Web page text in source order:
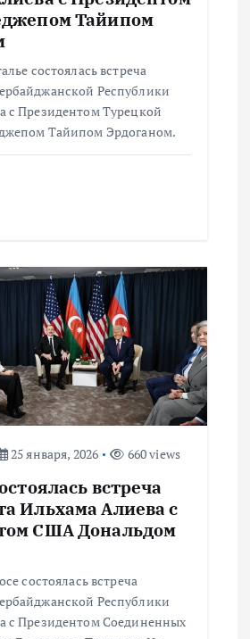
Тайипом
состоялась встреча
Республики
с Президентом Турецкой
Тайипом Эрдоганом.
25 января, 2026 660 views
встреча
Ильхама Алиева с
США Дональдом
состоялась встреча
Республики
с Президентом Соединенных